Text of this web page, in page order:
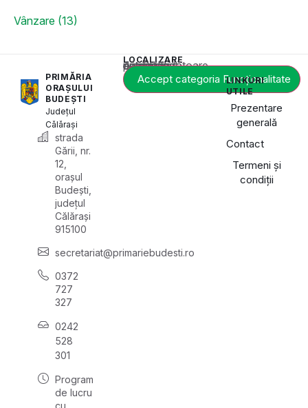
Vânzare (13)
PRIMĂRIA
ORAȘULUI
BUDEȘTI
Județul
Călărași
strada
Gării, nr.
12,
orașul
Budești,
județul
Călărași
915100
secretariat@primariebudesti.ro
0372
727
327
0242
528
301
Program
de lucru
cu
LOCALIZARE
Acest conținut este blocat până când acceptați categoria corespunzătoare de cookie-uri.
Accept categoria Funcționalitate
LINKURI
UTILE
Prezentare
generală
Contact
Termeni și
condiții